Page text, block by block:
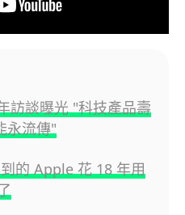
訪談曝光 "科技產品壽
永流傳"
的 Apple 花 18 年用